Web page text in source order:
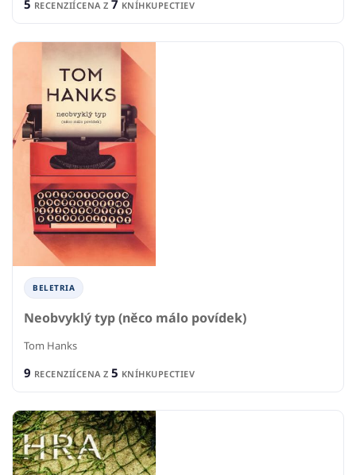
5 RECENZIÍCENA Z 7 KNÍHKUPECTIEV
BELETRIA
Neobvyklý typ (něco málo povídek)
Tom Hanks
9 RECENZIÍCENA Z 5 KNÍHKUPECTIEV